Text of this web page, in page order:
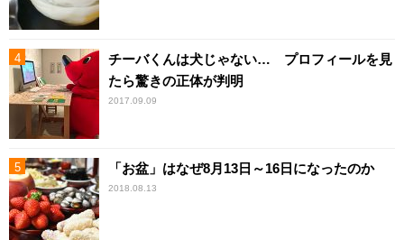
チーバくんは犬じゃない… プロフィールを見
たら驚きの正体が判明
2017.09.09
「お盆」はなぜ8月13日～16日になったのか
2018.08.13